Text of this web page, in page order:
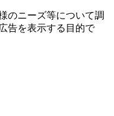
のニーズ等について調
告を表⽰する⽬的で